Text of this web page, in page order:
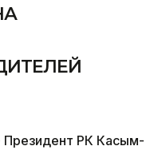
РК Касым-